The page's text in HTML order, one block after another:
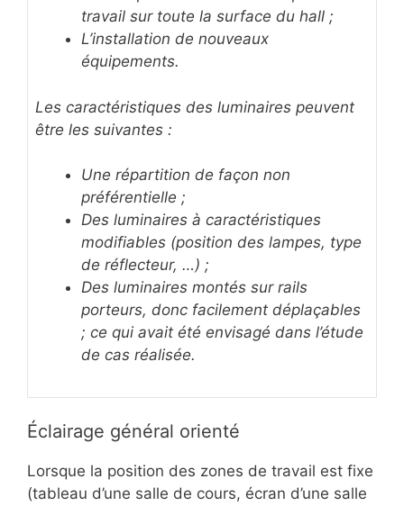
travail sur toute la surface du hall ;
L’installation de nouveaux
équipements.
Les caractéristiques des luminaires peuvent
être les suivantes :
Une répartition de façon non
préférentielle ;
Des luminaires à caractéristiques
modifiables (position des lampes, type
de réflecteur, …) ;
Des luminaires montés sur rails
porteurs, donc facilement déplaçables
; ce qui avait été envisagé dans l’étude
de cas réalisée.
Éclairage général orienté
Lorsque la position des zones de travail est fixe
(tableau d’une salle de cours, écran d’une salle